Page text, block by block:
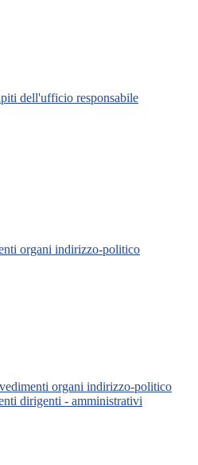
dell'ufficio responsabile
organi indirizzo-politico
organi indirizzo-politico
dirigenti - amministrativi